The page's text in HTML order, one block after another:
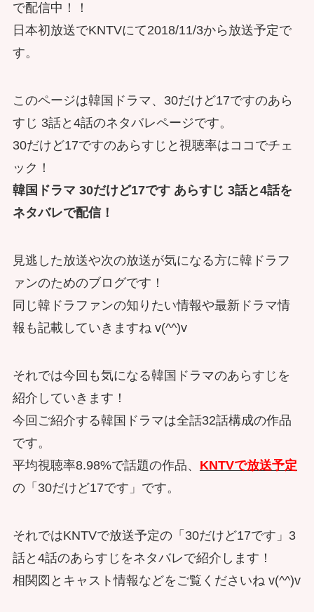
で配信中！！
日本初放送でKNTVにて2018/11/3から放送予定で
す。
このページは韓国ドラマ、30だけど17ですのあら
すじ 3話と4話のネタバレページです。
30だけど17ですのあらすじと視聴率はココでチェ
ック！
韓国ドラマ 30だけど17です あらすじ 3話と4話を
ネタバレで配信！
見逃した放送や次の放送が気になる方に韓ドラフ
ァンのためのブログです！
同じ韓ドラファンの知りたい情報や最新ドラマ情
報も記載していきますね v(^^)v
それでは今回も気になる韓国ドラマのあらすじを
紹介していきます！
今回ご紹介する韓国ドラマは全話32話構成の作品
です。
平均視聴率8.98%で話題の作品、 KNTVで放送予定
の「30だけど17です」です。
それではKNTVで放送予定の「30だけど17です」3
話と4話のあらすじをネタバレで紹介します！
相関図とキャスト情報などをご覧くださいね v(^^)v